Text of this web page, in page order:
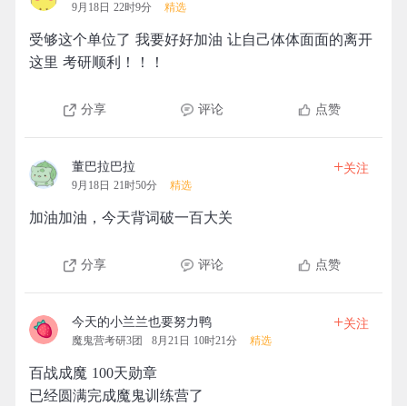
9月18日 22时9分 精选
受够这个单位了 我要好好加油 让自己体体面面的离开
这里 考研顺利！！！
分享 评论 点赞
董巴拉巴拉
9月18日 21时50分 精选
+关注
加油加油，今天背词破一百大关
分享 评论 点赞
今天的小兰兰也要努力鸭
魔鬼营考研3团 8月21日 10时21分 精选
+关注
百战成魔 100天勋章
已经圆满完成魔鬼训练营了